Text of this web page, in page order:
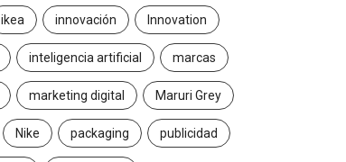
ikea innovación Innovation
inteligencia artificial marcas
marketing digital Maruri Grey
Nike packaging publicidad